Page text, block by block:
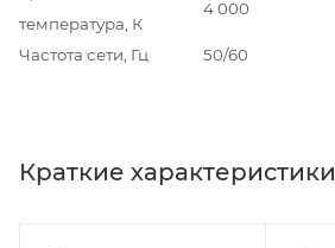
температура, К
4 000
Частота сети, Гц 50/60
Краткие характеристики